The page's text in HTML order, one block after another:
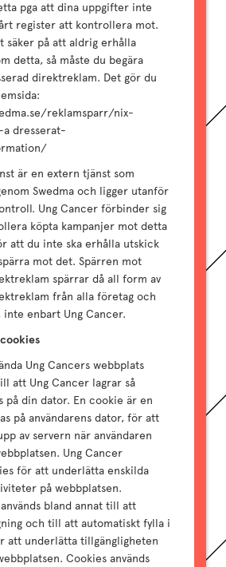
pga att dina uppgifter inte
register att kontrollera mot.
säker på att aldrig erhålla
detta, så måste du begära
direktreklam. Det gör du
reklamsparr/nix-
dresserat-
är en extern tjänst som
Swedma och ligger utanför
Ung Cancer förbinder sig
köpta kampanjer mot detta
att du inte ska erhålla utskick
mot det. Spärren mot
spärrar då all form av
från alla företag och
enbart Ung Cancer.
Ung Cancers webbplats
att Ung Cancer lagrar så
på din dator. En cookie är en
på användarens dator, för att
av servern när användaren
Ung Cancer
för att underlätta enskilda
på webbplatsen.
bland annat till att
och till att automatiskt fylla i
att underlätta tillgängligheten
Cookies används